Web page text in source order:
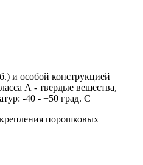
и особой конструкцией
А - твердые вещества,
-40 - +50 град. С
порошковых